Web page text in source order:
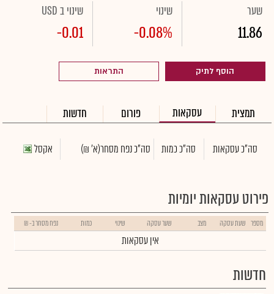
שער
11.86
שינוי
-0.08%
שינוי ב USD
-0.01
הוסף לתיק התראות
תמצית עסקאות פורום חדשות
סה"כ עסקאות סה"כ כמות סה"כ נפח מסחר(א' ₪) אקסל
פירוט עסקאות יומיות
מספר שעת עסקה מצב שער עסקה שינוי כמות נפח מסחר ב- ₪
אין עסקאות
חדשות